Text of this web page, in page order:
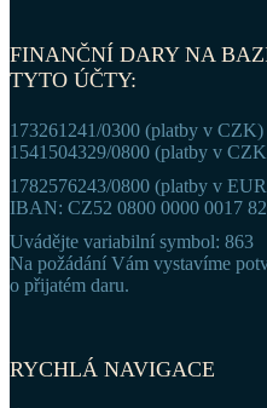
FINANČNÍ DARY NA
TYTO ÚČTY:
173261241/0300 (platby v CZK)
1541504329/0800 (platby v
1782576243/0800 (platby v
IBAN: CZ52 0800 0000 0017
Uvádějte variabilní symbol: 863
Na požádání Vám vystavíme
o přijatém daru.
RYCHLÁ NAVIGACE